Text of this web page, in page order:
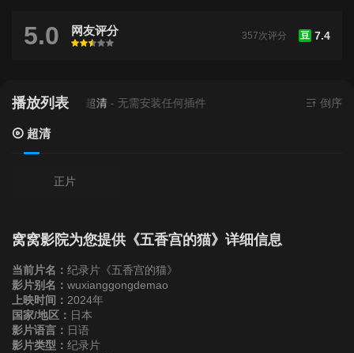
5.0 网友评分
很差
较差还行推荐力荐
豆 7.4
357次评分
播放列表
当前资源来源 超清- 无需安装任何插件 倒序
超清
正片
窝窝影院为您提供《五香宫的猫》详细信息
当前片名： 纪录片《五香宫的猫》
影片别名： wuxianggongdemao
上映时间： 2024年
国家/地区： 日本
影片语言： 日语
影片类型： 纪录片